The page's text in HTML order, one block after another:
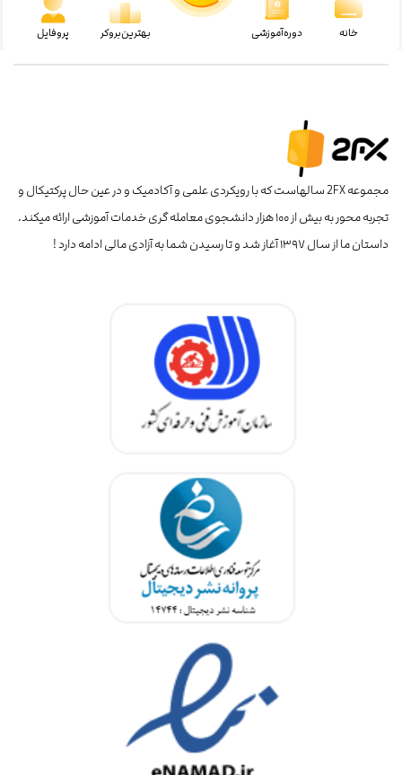
خانه دوره‌آموزشی بهترین‌بروکر پروفایل
مجموعه 2FX سالهاست که با رویکردی علمی و آکادمیک و در عین حال پرکتیکال و
تجربه محور به بیش از ۱۰۰ هزار دانشجوی معامله گری خدمات آموزشی ارائه میکند.
داستان ما از سال ۱۳۹۷ آغاز شد و تا رسیدن شما به آزادی مالی ادامه دارد !